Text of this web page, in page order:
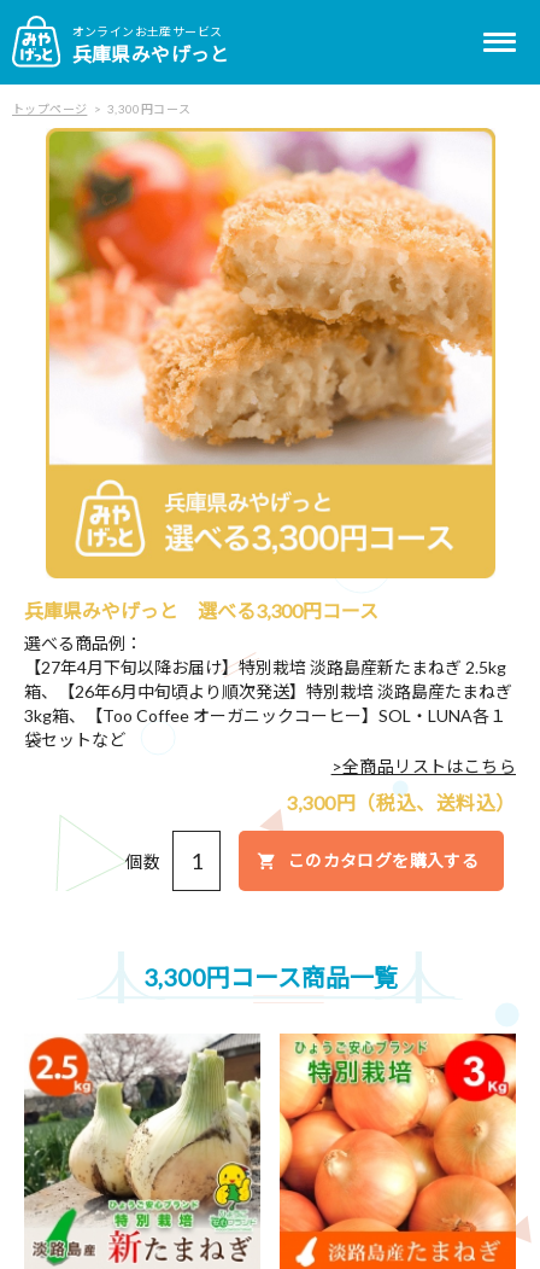
オンラインお土産サービス
兵庫県みやげっと
トップページ 3,300円コース
兵庫県みやげっと 選べる3,300円コース
選べる商品例：
【27年4月下旬以降お届け】特別栽培 淡路島産新たまねぎ 2.5kg
箱、【26年6月中旬頃より順次発送】特別栽培 淡路島産たまねぎ
3kg箱、【Too Coffee オーガニックコーヒー】SOL・LUNA各１
袋セットなど
>全商品リストはこちら
3,300円（税込、送料込）
個数 このカタログを購入する
3,300円コース商品一覧